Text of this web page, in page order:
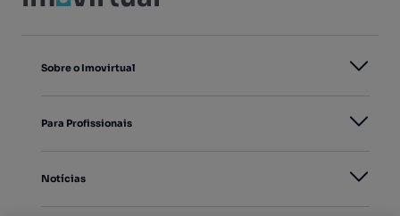
Sobre o Imovirtual
Para Profissionais
Notícias